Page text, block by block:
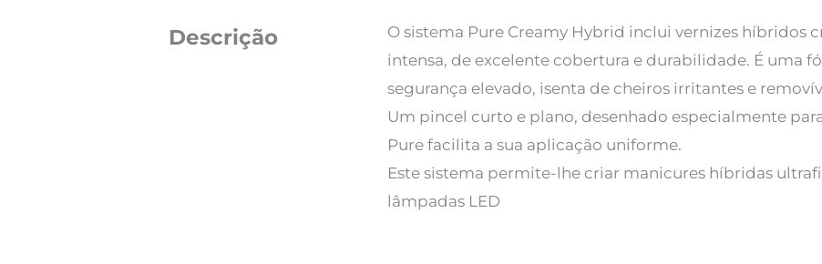
Descrição
O sistema Pure Creamy Hybrid inclui vernizes híbridos
intensa, de excelente cobertura e durabilidade. É uma
segurança elevado, isenta de cheiros irritantes e
Um pincel curto e plano, desenhado especialmente
Pure facilita a sua aplicação uniforme.
Este sistema permite-lhe criar manicures híbridas
lâmpadas LED